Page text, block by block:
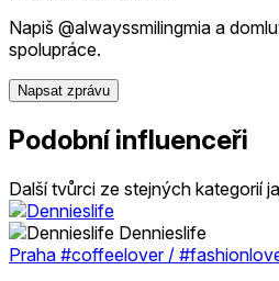
Napiš @alwayssmilingmia a
spolupráce.
Napsat zprávu
Podobní influenceři
Další tvůrci ze stejných kategorií
Dennieslife
Praha #coffeelover /